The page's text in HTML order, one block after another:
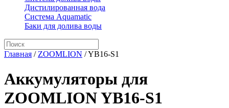
Дистилированная вода
Система Aquamatic
Баки для долива воды
Главная / ZOOMLION /YB16-S1
Аккумуляторы для
ZOOMLION YB16-S1